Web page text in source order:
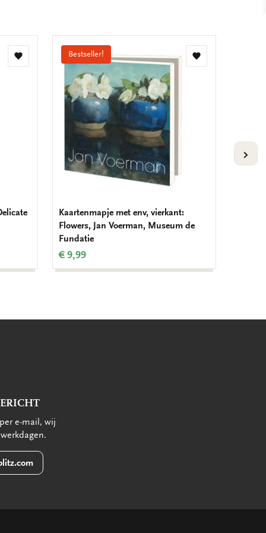
Toevoegen
Bestseller!
Toevoegen
Kaartenmapje met env, vierkant:
Flowers, Jan Voerman, Museum de
Fundatie
€ 9,99
e-mail, wij